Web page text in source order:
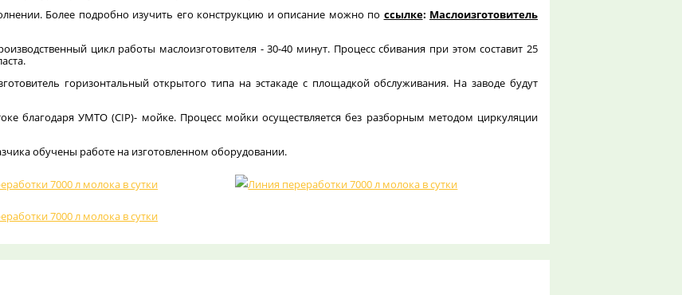
Более подробно изучить его конструкцию и описание можно по ссылке: Маслоизготовитель
цикл работы маслоизготовителя - 30-40 минут. Процесс сбивания при этом составит 25
горизонтальный открытого типа на эстакаде с площадкой обслуживания. На заводе будут
благодаря УМТО (CIP)- мойке. Процесс мойки осуществляется без разборным методом циркуляции
обучены работе на изготовленном оборудовании.
7000 л молока в сутки